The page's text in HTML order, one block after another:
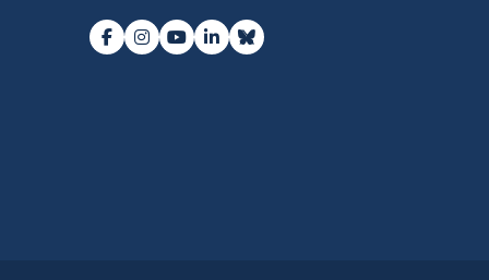
Facebook
Instagram
Youtube
LinkedInBluesky